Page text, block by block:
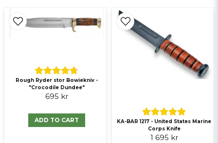
Ja, ni får publicera min fråga
Send question
Rough Ryder stor Bowiekniv -
"Crocodile Dundee"
695 kr
ADD TO CART
KA-BAR 1217 - United States Marine
Corps Knife
1 695 kr